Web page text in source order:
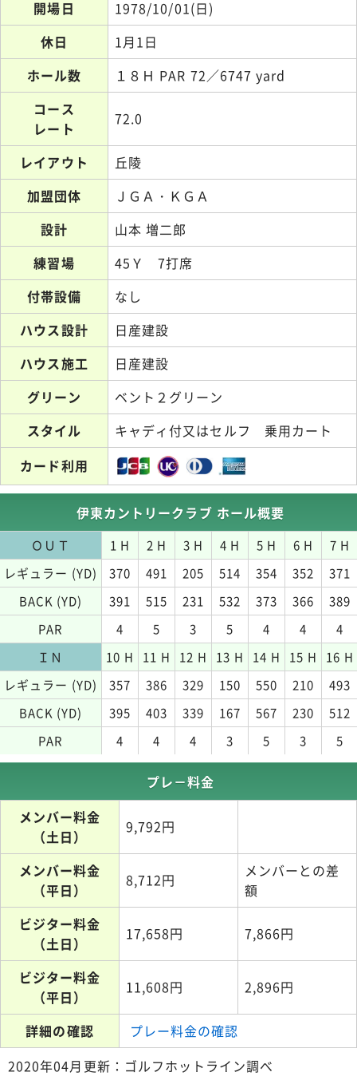
開場日
1978/10/01(日)
休日
1月1日
ホール数
１８Ｈ PAR 72／6747 yard
コース
レート
72.0
レイアウト
丘陵
加盟団体
ＪＧＡ・ＫＧＡ
設計
山本 増二郎
練習場
45Ｙ 7打席
付帯設備
なし
ハウス設計
日産建設
ハウス施工
日産建設
グリーン
ベント２グリーン
スタイル
キャディ付又はセルフ 乗用カート
カード利用
伊東カントリークラブ ホール概要
ＯＵＴ 1 H 2 H 3 H 4 H 5 H 6 H
7 H
レギュラー (YD)
370 491 205 514 354 352
371
BACK (YD)
391 515 231 532 373 366
389
PAR
4 5 3 5 4 4
4
ＩＮ
10 H 11 H 12 H 13 H 14 H 15 H
16 H
レギュラー (YD)
357 386 329 150 550 210
493
BACK (YD)
395 403 339 167 567 230
512
PAR
4 4 4 3 5 3 5
プレ－料金
メンバー料金
（土日）
9,792円
メンバー料金
（平日）
8,712円
メンバーとの差
額
ビジター料金
（土日）
17,658円 7,866円
ビジター料金
（平日）
11,608円 2,896円
詳細の確認
プレー料金の確認
2020年04月更新：ゴルフホットライン調べ